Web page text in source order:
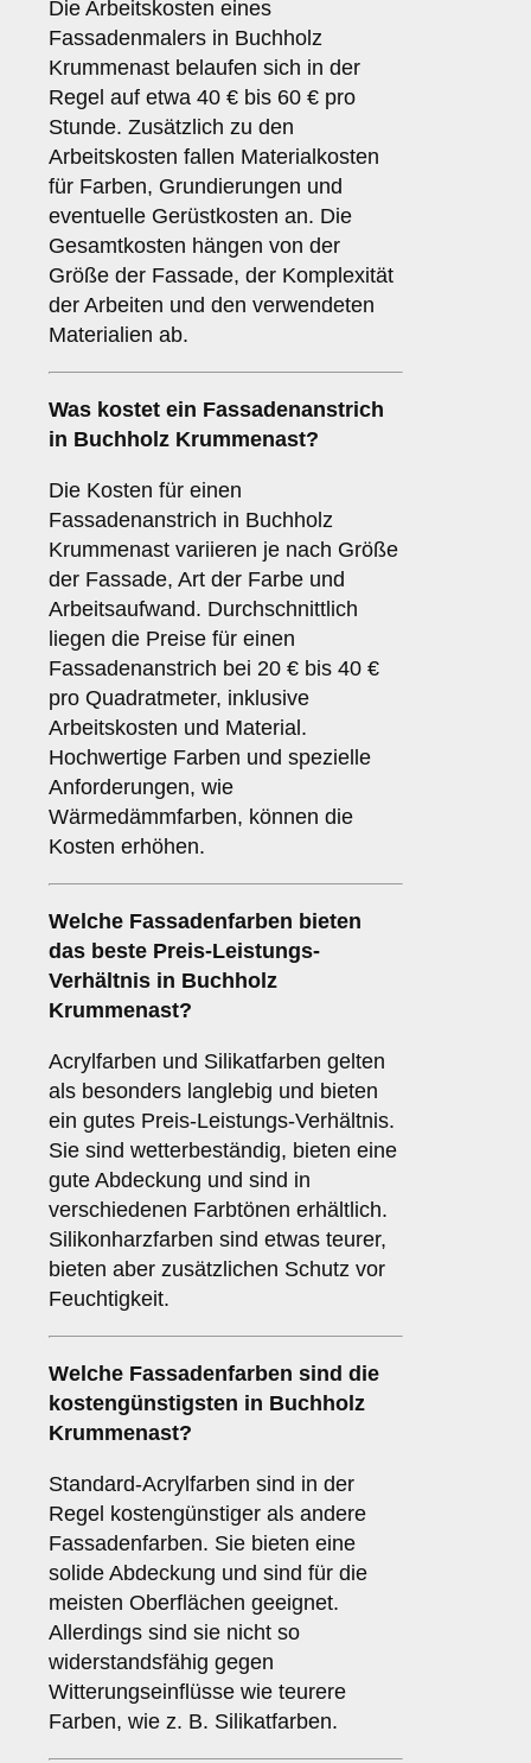
Die Arbeitskosten eines
Fassadenmalers in Buchholz
Krummenast belaufen sich in der
Regel auf etwa 40 € bis 60 € pro
Stunde. Zusätzlich zu den
Arbeitskosten fallen Materialkosten
für Farben, Grundierungen und
eventuelle Gerüstkosten an. Die
Gesamtkosten hängen von der
Größe der Fassade, der Komplexität
der Arbeiten und den verwendeten
Materialien ab.
Was kostet ein Fassadenanstrich
in Buchholz Krummenast?
Die Kosten für einen
Fassadenanstrich in Buchholz
Krummenast variieren je nach Größe
der Fassade, Art der Farbe und
Arbeitsaufwand. Durchschnittlich
liegen die Preise für einen
Fassadenanstrich bei 20 € bis 40 €
pro Quadratmeter, inklusive
Arbeitskosten und Material.
Hochwertige Farben und spezielle
Anforderungen, wie
Wärmedämmfarben, können die
Kosten erhöhen.
Welche Fassadenfarben bieten
das beste Preis-Leistungs-
Verhältnis in Buchholz
Krummenast?
Acrylfarben und Silikatfarben gelten
als besonders langlebig und bieten
ein gutes Preis-Leistungs-Verhältnis.
Sie sind wetterbeständig, bieten eine
gute Abdeckung und sind in
verschiedenen Farbtönen erhältlich.
Silikonharzfarben sind etwas teurer,
bieten aber zusätzlichen Schutz vor
Feuchtigkeit.
Welche Fassadenfarben sind die
kostengünstigsten in Buchholz
Krummenast?
Standard-Acrylfarben sind in der
Regel kostengünstiger als andere
Fassadenfarben. Sie bieten eine
solide Abdeckung und sind für die
meisten Oberflächen geeignet.
Allerdings sind sie nicht so
widerstandsfähig gegen
Witterungseinflüsse wie teurere
Farben, wie z. B. Silikatfarben.